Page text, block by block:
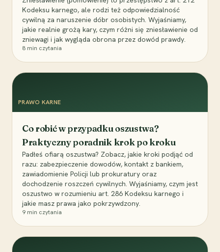
Kodeksu karnego, ale rodzi też odpowiedzialność
cywilną za naruszenie dóbr osobistych. Wyjaśniamy,
jakie realnie grożą kary, czym różni się zniesławienie od
zniewagi i jak wygląda obrona przez dowód prawdy.
8 min czytania
PRAWO KARNE
Co robić w przypadku oszustwa?
Praktyczny poradnik krok po kroku
Padłeś ofiarą oszustwa? Zobacz, jakie kroki podjąć od
razu: zabezpieczenie dowodów, kontakt z bankiem,
zawiadomienie Policji lub prokuratury oraz
dochodzenie roszczeń cywilnych. Wyjaśniamy, czym jest
oszustwo w rozumieniu art. 286 Kodeksu karnego i
jakie masz prawa jako pokrzywdzony.
9 min czytania